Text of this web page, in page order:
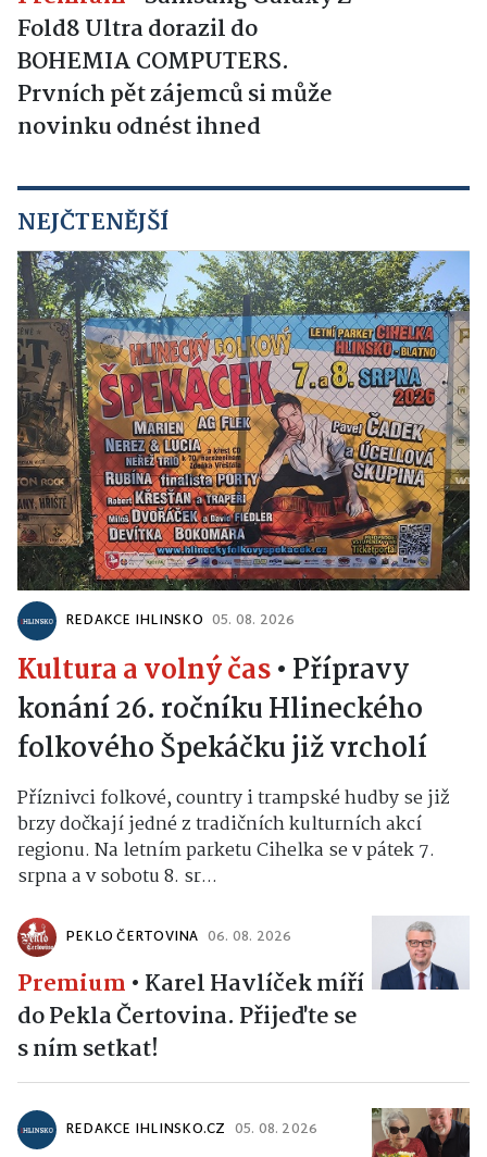
Fold8 Ultra dorazil do
BOHEMIA COMPUTERS.
Prvních pět zájemců si může
novinku odnést ihned
NEJČTENĚJŠÍ
REDAKCE IHLINSKO 05. 08. 2026
Kultura a volný čas• Přípravy
konání 26. ročníku Hlineckého
folkového Špekáčku již vrcholí
Příznivci folkové, country i trampské hudby se již
brzy dočkají jedné z tradičních kulturních akcí
regionu. Na letním parketu Cihelka se v pátek 7.
srpna a v sobotu 8. sr...
PEKLO ČERTOVINA 06. 08. 2026
Premium • Karel Havlíček míří
do Pekla Čertovina. Přijeďte se
s ním setkat!
REDAKCE IHLINSKO.CZ 05. 08. 2026